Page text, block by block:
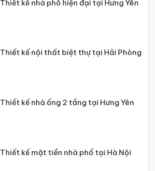
Thiết kế nhà phố hiện đại tại Hưng Yên
Thiết kế nội thất biệt thự tại Hải Phòng
Thiết kế nhà ống 2 tầng tại Hưng Yên
Thiết kế mặt tiền nhà phố tại Hà Nội